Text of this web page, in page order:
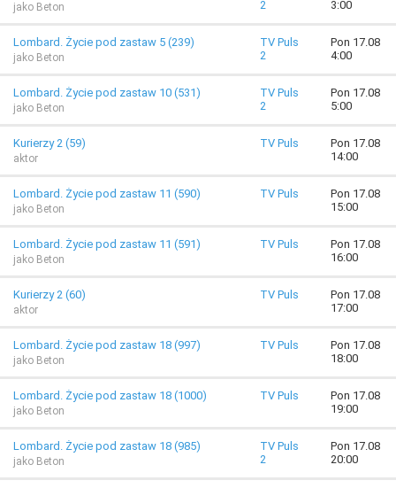
jako Beton
2
3:00
Lombard. Życie pod zastaw 5 (239)
jako Beton
TV Puls
2
Pon 17.08
4:00
Lombard. Życie pod zastaw 10 (531)
jako Beton
TV Puls
2
Pon 17.08
5:00
Kurierzy 2 (59)
aktor
TV Puls
Pon 17.08
14:00
Lombard. Życie pod zastaw 11 (590)
jako Beton
TV Puls
Pon 17.08
15:00
Lombard. Życie pod zastaw 11 (591)
jako Beton
TV Puls
Pon 17.08
16:00
Kurierzy 2 (60)
aktor
TV Puls
Pon 17.08
17:00
Lombard. Życie pod zastaw 18 (997)
jako Beton
TV Puls
Pon 17.08
18:00
Lombard. Życie pod zastaw 18 (1000)
jako Beton
TV Puls
Pon 17.08
19:00
Lombard. Życie pod zastaw 18 (985)
jako Beton
TV Puls
2
Pon 17.08
20:00